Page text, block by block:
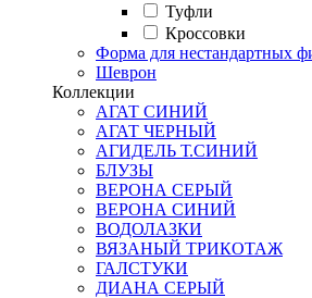
Туфли
Кроссовки
Форма для нестандартных
Шеврон
Коллекции
АГАТ СИНИЙ
АГАТ ЧЕРНЫЙ
АГИДЕЛЬ Т.СИНИЙ
БЛУЗЫ
ВЕРОНА СЕРЫЙ
ВЕРОНА СИНИЙ
ВОДОЛАЗКИ
ВЯЗАНЫЙ ТРИКОТАЖ
ГАЛСТУКИ
ДИАНА СЕРЫЙ